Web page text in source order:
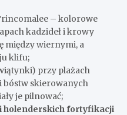
– kolorowe
kadzideł i krowy
między wiernymi, a
klifu;
przy plażach
bóstw skierowanych
je pilnować;
holenderskich fortyfikacji